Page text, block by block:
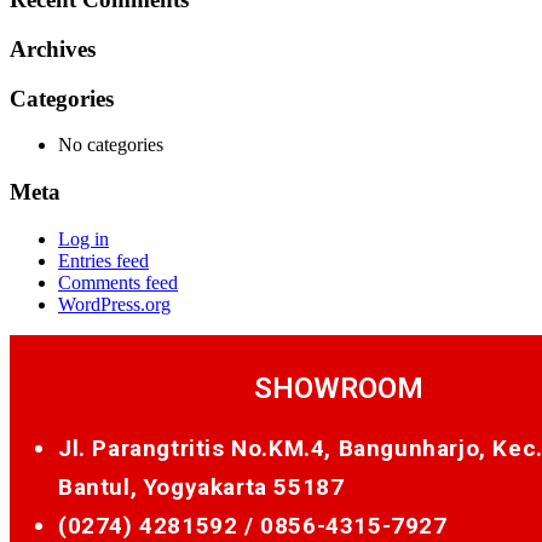
Archives
Categories
No categories
Meta
Log in
Entries feed
Comments feed
WordPress.org
SHOWROOM
Jl. Parangtritis No.KM.4, Bangunharjo,
Bantul, Yogyakarta 55187
(0274) 4281592 / 0856-4315-7927